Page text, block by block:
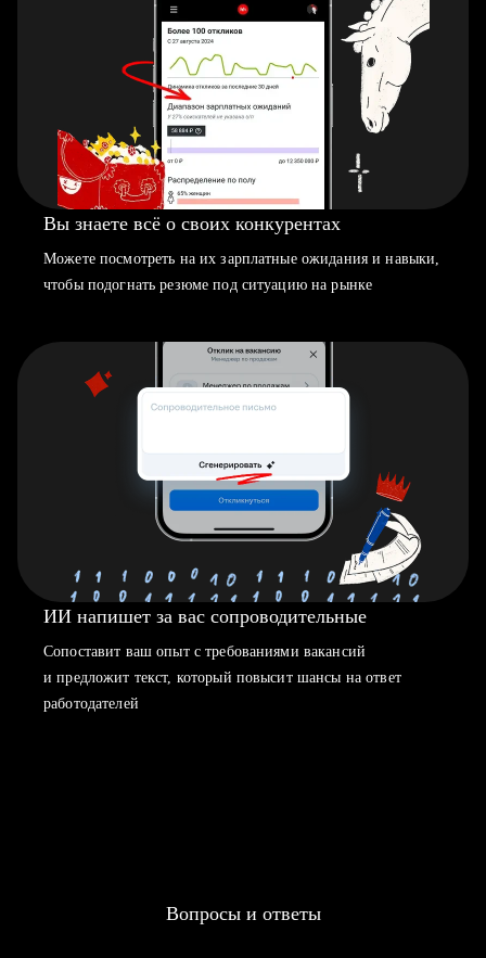
Вы знаете всё о своих конкурентах
Можете посмотреть на их зарплатные ожидания и навыки,
чтобы подогнать резюме под ситуацию на рынке
ИИ напишет за вас сопроводительные
Сопоставит ваш опыт с требованиями вакансий
и предложит текст, который повысит шансы на ответ
работодателей
Вопросы и ответы